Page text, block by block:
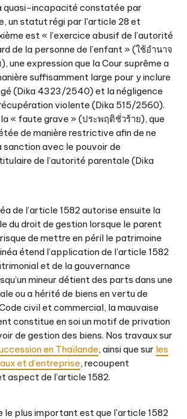
quasi-incapacité constatée par
un statut régi par l'article 28 et
est « l’exercice abusif de l’autorité
de la personne de l’enfant » (ใช้อำนาจ
une expression que la Cour suprême a
suffisamment large pour y inclure
(Dika 4323/2540) et la négligence
violente (Dika 515/2560).
« faute grave » (ประพฤติชั่วร้าย), que
de manière restrictive afin de ne
sanction avec le pouvoir de
de l’autorité parentale (Dika
de l’article 1582 autorise ensuite la
du droit de gestion lorsque le parent
de mettre en péril le patrimoine
étend l’application de l’article 1582
et de la gouvernance
mineur détient des parts dans une
ou a hérité de biens en vertu de
civil et commercial, la mauvaise
constitue en soi un motif de privation
de gestion des biens. Nos travaux sur
en Thaïlande, ainsi que sur les
et d’entreprise, recoupent
aspect de l’article 1582.
le plus important est que l'article 1582